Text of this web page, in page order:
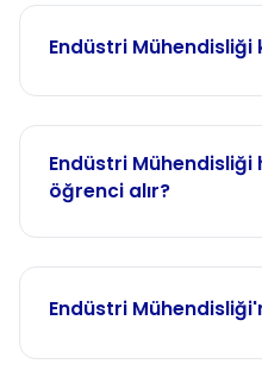
Endüstri Mühendisliği
Endüstri
öğrenci alır?
Endüstri